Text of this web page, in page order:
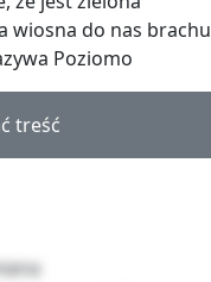
wiosna do nas brachu
Poziomo
treść